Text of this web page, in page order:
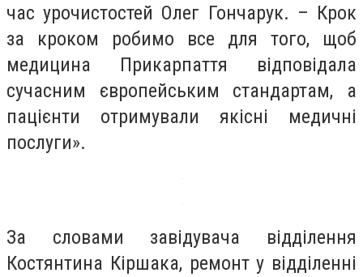
час урочистостей Олег Гончарук. – Крок
за кроком робимо все для того, щоб
медицина Прикарпаття відповідала
сучасним європейським стандартам, а
пацієнти отримували якісні медичні
послуги».
За словами завідувача відділення
Костянтина Кіршака, ремонт у відділенні